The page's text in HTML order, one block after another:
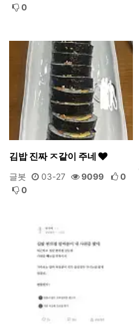
0
김밥 진짜 ㅈ같이 주네
글봇 03-27 9099
0
0